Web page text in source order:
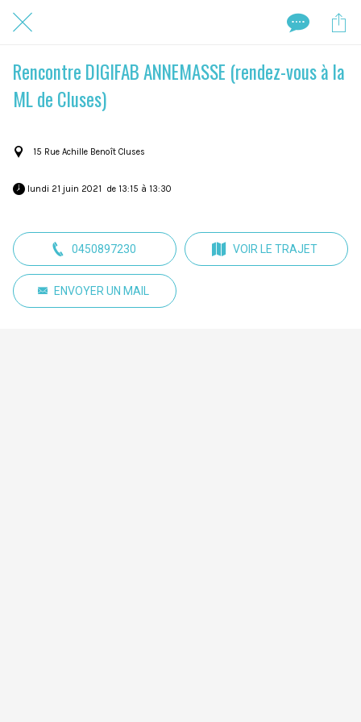
Rencontre DIGIFAB ANNEMASSE (rendez-vous à la
ML de Cluses)
15 Rue Achille Benoît Cluses
lundi 21 juin 2021  de 13:15 à 13:30
0450897230 VOIR LE TRAJET
ENVOYER UN MAIL